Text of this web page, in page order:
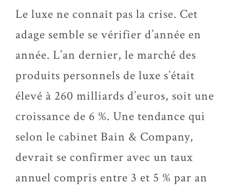
Le luxe ne connaît pas la crise. Cet
adage semble se vérifier d’année en
année. L’an dernier, le marché des
produits personnels de luxe s’était
élevé à 260 milliards d’euros, soit une
croissance de 6 %. Une tendance qui
selon le cabinet Bain & Company,
devrait se confirmer avec un taux
annuel compris entre 3 et 5 % par an